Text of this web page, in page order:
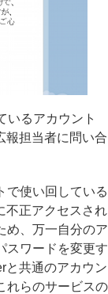
るアカウント
報担当者に問い合
使い回している
不正アクセスされ
め、万一自分のア
スワードを変更す
と共通のアカウン
れらのサービスの